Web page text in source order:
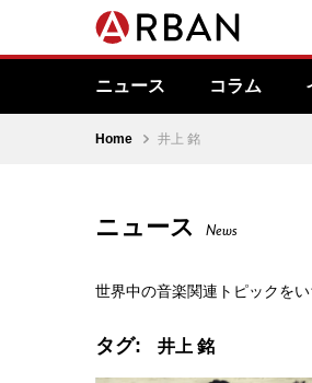
ニュース コラム
Home 井上 銘
ニュース News
世界中の音楽関連トピックを
タグ: 井上 銘